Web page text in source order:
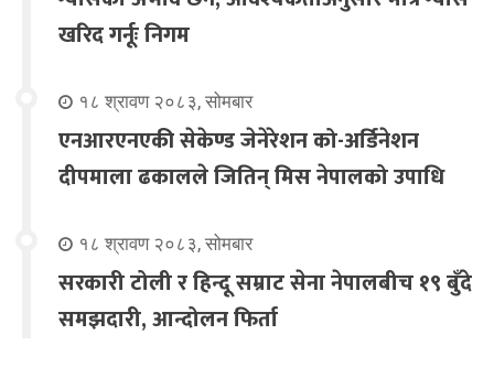
खरिद गर्नूः निगम
१८ श्रावण २०८३, सोमबार
एनआरएनएकी सेकेण्ड जेनेरेशन को-अर्डिनेशन
दीपमाला ढकालले जितिन् मिस नेपालको उपाधि
१८ श्रावण २०८३, सोमबार
सरकारी टोली र हिन्दू सम्राट सेना नेपालबीच १९ बुँदे
समझदारी, आन्दोलन फिर्ता